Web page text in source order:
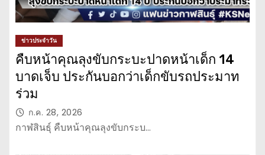
ข่าวประจำวัน
คืบหน้าคุณลุงขับกระบะปาดหน้าเด็ก 14
บาดเจ็บ ประกันบอกว่าเด็กขับรถประมาท
ร่วม
ก.ค. 28, 2026
กาฬสินธุ์ คืบหน้าคุณลุงขับกระบ…